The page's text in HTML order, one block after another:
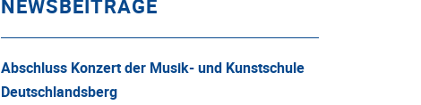
NEWSBEITRÄGE
Abschluss Konzert der Musik- und Kunstschule
Deutschlandsberg